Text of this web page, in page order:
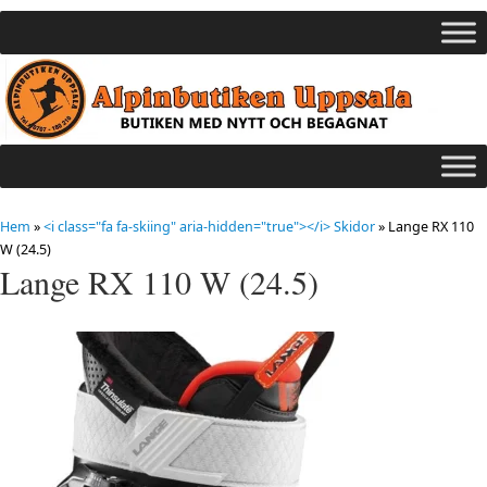
Hem »<i class="fa fa-skiing" aria-hidden="true"></i> Skidor» Lange RX 110
W (24.5)
Lange RX 110 W (24.5)